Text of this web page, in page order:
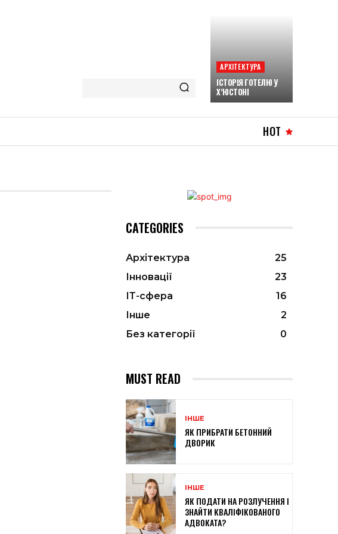
АРХІТЕКТУРА
ІСТОРІЯ ГОТЕЛЮ У
Х’ЮСТОНІ
HOT
CATEGORIES
Архітектура
25
Інновації
23
ІТ-сфера
16
Інше
2
Без категорії
0
MUST READ
ІНШЕ
ЯК ПРИБРАТИ БЕТОННИЙ
ДВОРИК
ІНШЕ
ЯК ПОДАТИ НА РОЗЛУЧЕННЯ І
ЗНАЙТИ КВАЛІФІКОВАНОГО
АДВОКАТА?